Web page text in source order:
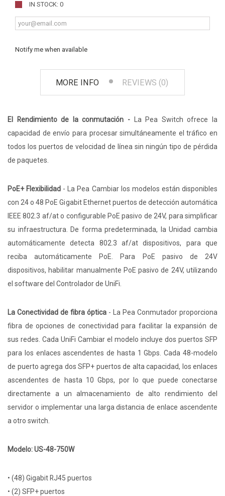
IN STOCK: 0
Notify me when available
MORE INFO REVIEWS (0)
El Rendimiento de la conmutación - La Pea Switch ofrece la
capacidad de envío para procesar simultáneamente el tráfico en
todos los puertos de velocidad de línea sin ningún tipo de pérdida
de paquetes.
PoE+ Flexibilidad - La Pea Cambiar los modelos están disponibles
con 24 o 48 PoE Gigabit Ethernet puertos de detección automática
IEEE 802.3 af/at o configurable PoE pasivo de 24V, para simplificar
su infraestructura. De forma predeterminada, la Unidad cambia
automáticamente detecta 802.3 af/at dispositivos, para que
reciba automáticamente PoE. Para PoE pasivo de 24V
dispositivos, habilitar manualmente PoE pasivo de 24V, utilizando
el software del Controlador de UniFi.
La Conectividad de fibra óptica - La Pea Conmutador proporciona
fibra de opciones de conectividad para facilitar la expansión de
sus redes. Cada UniFi Cambiar el modelo incluye dos puertos SFP
para los enlaces ascendentes de hasta 1 Gbps. Cada 48-modelo
de puerto agrega dos SFP+ puertos de alta capacidad, los enlaces
ascendentes de hasta 10 Gbps, por lo que puede conectarse
directamente a un almacenamiento de alto rendimiento del
servidor o implementar una larga distancia de enlace ascendente
a otro switch.
Modelo: US-48-750W
• (48) Gigabit RJ45 puertos
• (2) SFP+ puertos